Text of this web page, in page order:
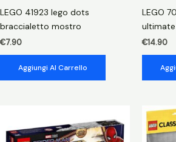
LEGO 41923 lego dots
braccialetto mostro
€7.90
Aggiungi Al Carrello
LEGO
ultimate
€14.90